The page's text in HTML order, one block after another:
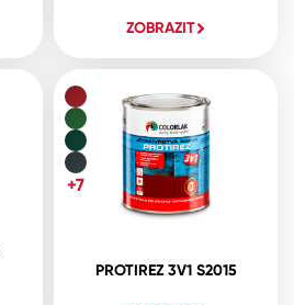
ZOBRAZIT
PROTIREZ 3V1 S2015
+7